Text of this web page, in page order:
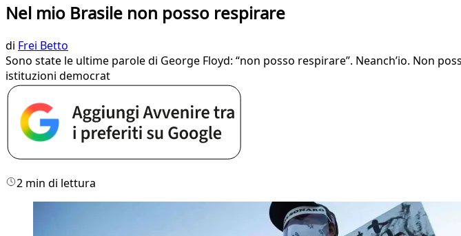
Nel mio Brasile non posso respirare
di Frei Betto
Sono state le ultime parole di George Floyd: “non posso respirare”. Neanch’io. Non
istituzioni democrat
2 min di lettura